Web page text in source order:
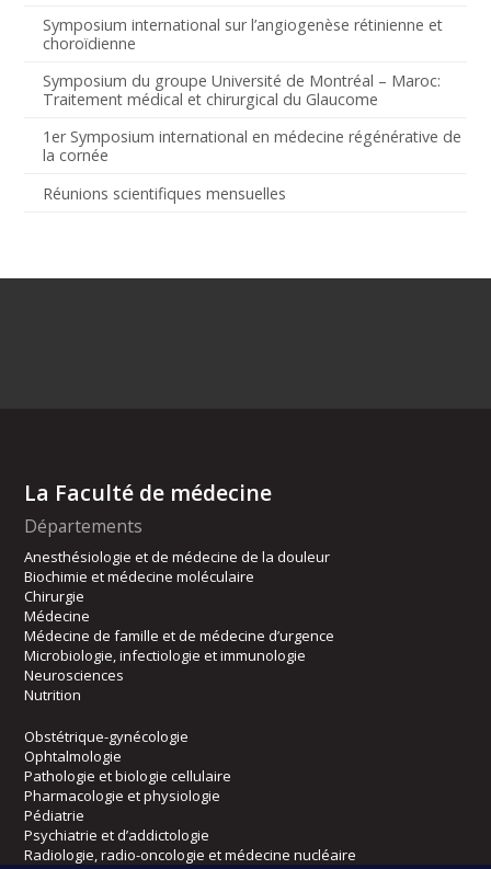
Symposium international sur l’angiogenèse rétinienne et
choroïdienne
Symposium du groupe Université de Montréal – Maroc:
Traitement médical et chirurgical du Glaucome
1er Symposium international en médecine régénérative de
la cornée
Réunions scientifiques mensuelles
La Faculté de médecine
Départements
Anesthésiologie et de médecine de la douleur
Biochimie et médecine moléculaire
Chirurgie
Médecine
Médecine de famille et de médecine d’urgence
Microbiologie, infectiologie et immunologie
Neurosciences
Nutrition
Obstétrique-gynécologie
Ophtalmologie
Pathologie et biologie cellulaire
Pharmacologie et physiologie
Pédiatrie
Psychiatrie et d’addictologie
Radiologie, radio-oncologie et médecine nucléaire